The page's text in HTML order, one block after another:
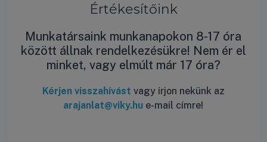
Értékesítőink
Munkatársaink munkanapokon 8-17 óra
között állnak rendelkezésükre! Nem ér el
minket, vagy elmúlt már 17 óra?
Kérjen visszahívást vagy írjon nekünk az
arajanlat@viky.hu e-mail címre!